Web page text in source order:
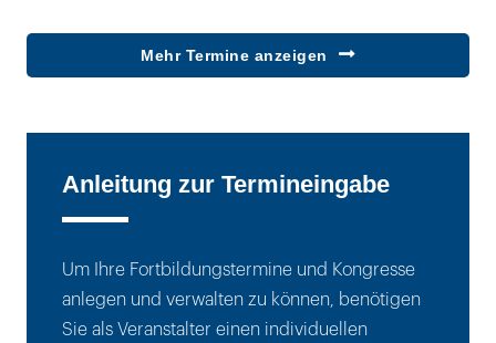
Uhr
Mehr Termine anzeigen
Anleitung zur Termineingabe
Um Ihre Fortbildungstermine und Kongresse
anlegen und verwalten zu können, benötigen
Sie als Veranstalter einen individuellen